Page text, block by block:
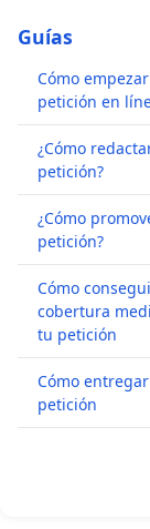
Guías
Cómo
petición en
¿Cómo
petición?
¿Cómo
petición?
Cómo
cobertura
tu petición
Cómo
petición